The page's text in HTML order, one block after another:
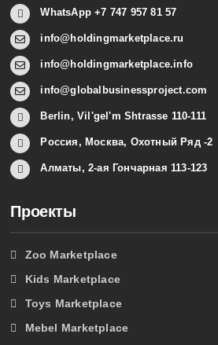
WhatsApp +7 747 957 81 57
info@holdingmarketplace.ru
info@holdingmarketplace.info
info@globalbusinessproject.com
Berlin, Vil'gel'm Shtrasse 110-111
Россия, Москва, Охотный Ряд -2
Алматы, 2-ая Гончарная 113-123
Проекты
Zoo Marketplace
Kids Marketplace
Toys Marketplace
Mebel Marketplace